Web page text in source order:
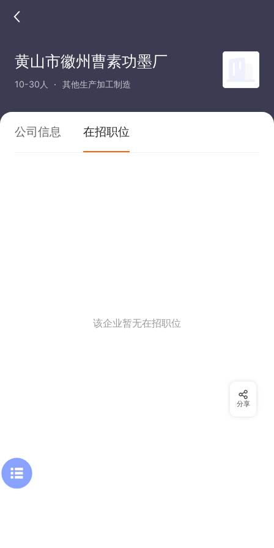
黄山市徽州曹素功墨厂
10-30人 其他生产加工制造
公司信息 在招职位
该企业暂无在招职位
分享